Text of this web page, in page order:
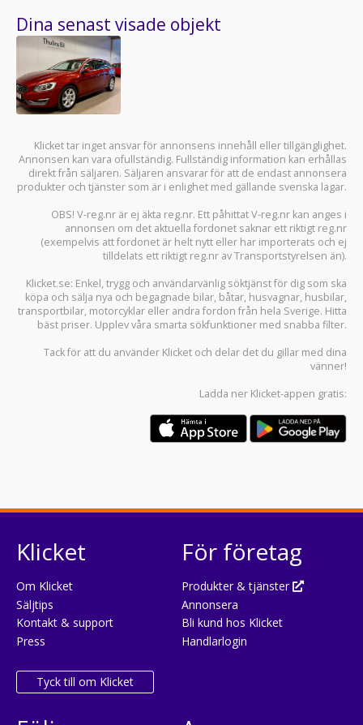
Dina senast visade objekt
Klicket tar inget ansvar för annonsens innehåll eller tillgänglighet.
Annonsen kan vara ofullständig. Fullständig information kan erhållas
direkt från säljaren. Säljaren ansvarar för att de endast annonsera
produkter och tjänster som är i enlighet med gällande svenska lagar.
OBS! V-reg.nr är ej äkta reg.nr. Ett påhittat V-reg.nr kan anges i
annonsen om det aktuella fordonet saknar ett riktigt reg.nr
(exempelvis att fordonet är helt nytt eller har importerats och ej
tilldelats ett riktigt reg.nr av Transportstyrelsen än).
Klicket.se: Enkel, trygg och användarvänlig söktjänst för dig som ska
köpa och sälja nya och begagnade bilar, båtar, husvagnar, husbilar,
transportbilar, motorcyklar eller andra fordon från hela Sverige. Hitta
bäst priser. Upplev våra smarta sökfunktioner med snabba filter.
Tack för att du använder Klicket och delar det du gillar med dina
vänner!
Ladda ner Klicket-appen gratis:
Klicket
Om Klicket
Säljtips
Kontakt & support
Press
Tyck till om Klicket
För företag
Produkter & tjänster
Annonsera
Bli kund hos Klicket
Handlarlogin